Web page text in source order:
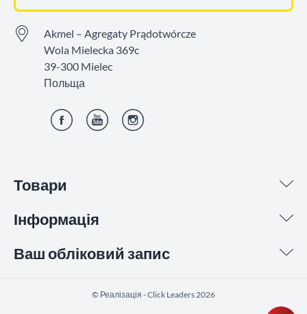
Товари
Інформація
Ваш обліковий запис
Akmel – Agregaty Prądotwórcze
Wola Mielecka 369c
39-300 Mielec
Польща
©️ Реалізація - Click Leaders 2026